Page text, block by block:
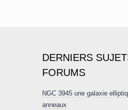
DERNIERS
FORUMS
NGC 3945 une galaxie
anneaux